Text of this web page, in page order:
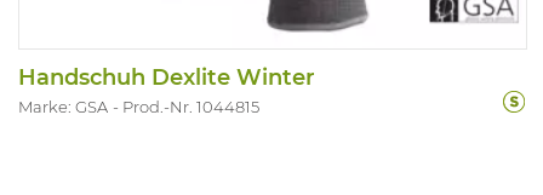
Handschuh Dexlite Winter
Marke: GSA Prod.-Nr. 1044815